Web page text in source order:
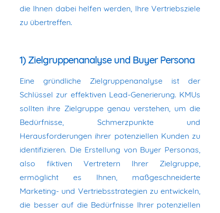
die Ihnen dabei helfen werden, Ihre Vertriebsziele
zu übertreffen.
1) Zielgruppenanalyse und Buyer Persona
Eine gründliche Zielgruppenanalyse ist der
Schlüssel zur effektiven Lead-Generierung. KMUs
sollten ihre Zielgruppe genau verstehen, um die
Bedürfnisse, Schmerzpunkte und
Herausforderungen ihrer potenziellen Kunden zu
identifizieren. Die Erstellung von Buyer Personas,
also fiktiven Vertretern Ihrer Zielgruppe,
ermöglicht es Ihnen, maßgeschneiderte
Marketing- und Vertriebsstrategien zu entwickeln,
die besser auf die Bedürfnisse Ihrer potenziellen